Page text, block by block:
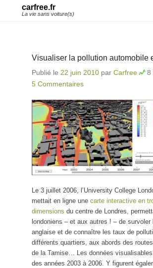
carfree.fr
La vie sans voiture(s)
Visualiser la pollution automobile
Publié le 22 juin 2010 par Carfree 8
5 Commentaires
Le 3 juillet 2006, l’University College
mettait en ligne une carte interactive en
dimensions du centre de Londres,
londoniens – et aux autres ! – de survoler
anglaise et de connaître les taux de
différents quartiers, aux abords des
de la Tamise… Les données
des années 2003 à 2006. Y figurent